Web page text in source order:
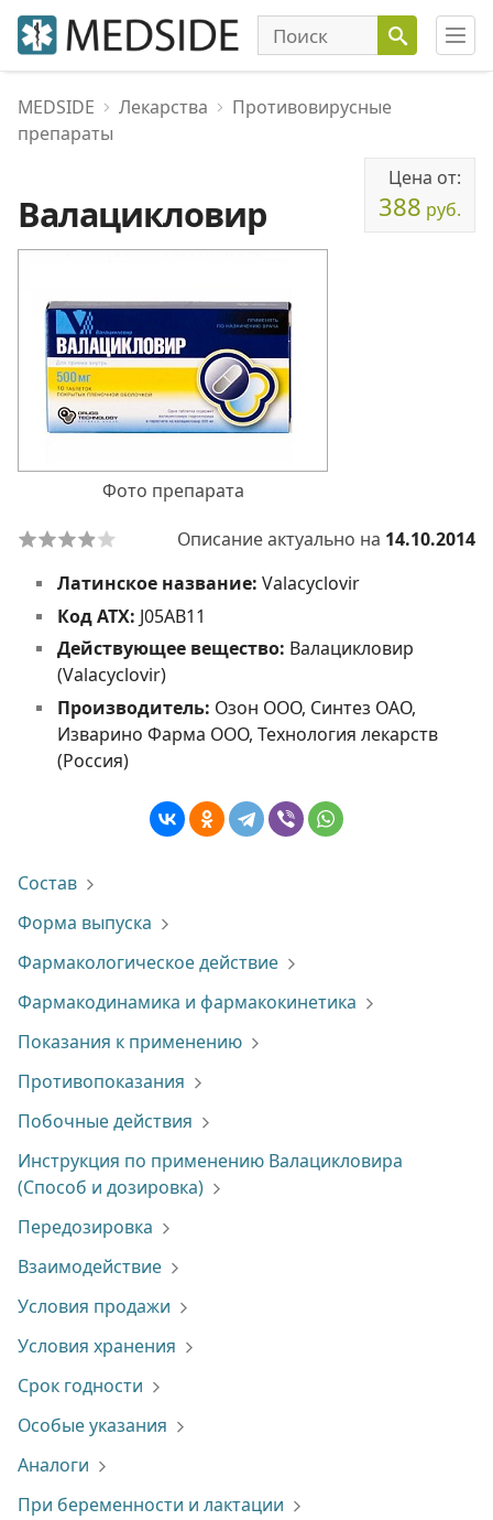
MEDSIDE Лекарства
Противовирусные
препараты
Валацикловир
Цена от:
388 руб.
Фото препарата
Описание актуально на 14.10.2014
Латинское название: Valacyclovir
Код АТХ: J05AB11
Действующее вещество: Валацикловир
(Valacyclovir)
Производитель: Озон ООО, Синтез ОАО,
Изварино Фарма ООО, Технология лекарств
(Россия)
Состав
Форма выпуска
Фармакологическое действие
Фармакодинамика и фармакокинетика
Показания к применению
Противопоказания
Побочные действия
Инструкция по применению Валацикловира
(Способ и дозировка)
Передозировка
Взаимодействие
Условия продажи
Условия хранения
Срок годности
Особые указания
Аналоги
При беременности и лактации